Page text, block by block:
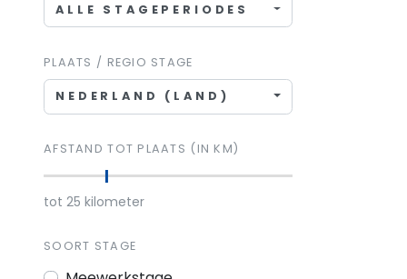
ALLE STAGEPERIODES
PLAATS / REGIO STAGE
NEDERLAND (LAND)
AFSTAND TOT PLAATS (IN KM)
tot 25 kilometer
SOORT STAGE